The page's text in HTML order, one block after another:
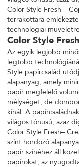
Color Style Fresh –
terrakottára
technológiai
Color Style
Az egyik legjobb
legtöbb
Style papírcsalád
alapanyag, amely
papír megfelelő
mélységet, de
kínál. A
világos tónusú, azaz
Color Style Fresh–
színt hordozó
papír színéhez áll
papírokat, az